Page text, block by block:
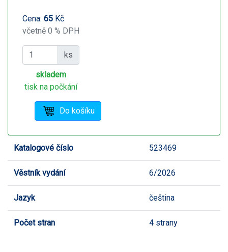
Cena: 65 Kč
včetně 0 % DPH
ks
skladem
tisk na počkání
Katalogové číslo 523469
Věstník vydání 6/2026
Jazyk čeština
Počet stran 4 strany